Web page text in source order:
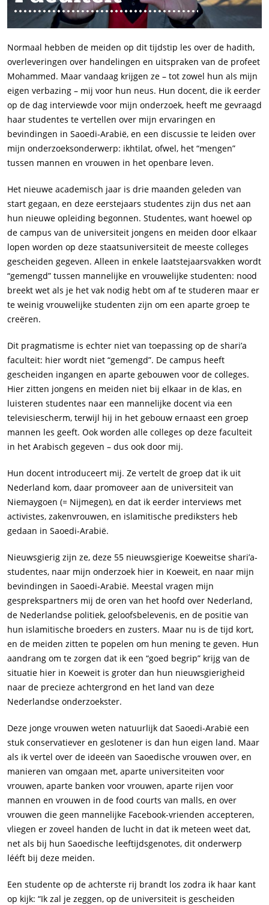
Normaal hebben de meiden op dit tijdstip les over de hadith,
overleveringen over handelingen en uitspraken van de profeet
Mohammed. Maar vandaag krijgen ze – tot zowel hun als mijn
eigen verbazing – mij voor hun neus. Hun docent, die ik eerder
op de dag interviewde voor mijn onderzoek, heeft me gevraagd
haar studentes te vertellen over mijn ervaringen en
bevindingen in Saoedi-Arabië, en een discussie te leiden over
mijn onderzoeksonderwerp: ikhtilat, ofwel, het “mengen”
tussen mannen en vrouwen in het openbare leven.
Het nieuwe academisch jaar is drie maanden geleden van
start gegaan, en deze eerstejaars studentes zijn dus net aan
hun nieuwe opleiding begonnen. Studentes, want hoewel op
de campus van de universiteit jongens en meiden door elkaar
lopen worden op deze staatsuniversiteit de meeste colleges
gescheiden gegeven. Alleen in enkele laatstejaarsvakken wordt
“gemengd” tussen mannelijke en vrouwelijke studenten: nood
breekt wet als je het vak nodig hebt om af te studeren maar er
te weinig vrouwelijke studenten zijn om een aparte groep te
creëren.
Dit pragmatisme is echter niet van toepassing op de shari’a
faculteit: hier wordt niet “gemengd”. De campus heeft
gescheiden ingangen en aparte gebouwen voor de colleges.
Hier zitten jongens en meiden niet bij elkaar in de klas, en
luisteren studentes naar een mannelijke docent via een
televisiescherm, terwijl hij in het gebouw ernaast een groep
mannen les geeft. Ook worden alle colleges op deze faculteit
in het Arabisch gegeven – dus ook door mij.
Hun docent introduceert mij. Ze vertelt de groep dat ik uit
Nederland kom, daar promoveer aan de universiteit van
Niemaygoen (= Nijmegen), en dat ik eerder interviews met
activistes, zakenvrouwen, en islamitische prediksters heb
gedaan in Saoedi-Arabië.
Nieuwsgierig zijn ze, deze 55 nieuwsgierige Koeweitse shari’a-
studentes, naar mijn onderzoek hier in Koeweit, en naar mijn
bevindingen in Saoedi-Arabië. Meestal vragen mijn
gesprekspartners mij de oren van het hoofd over Nederland,
de Nederlandse politiek, geloofsbelevenis, en de positie van
hun islamitische broeders en zusters. Maar nu is de tijd kort,
en de meiden zitten te popelen om hun mening te geven. Hun
aandrang om te zorgen dat ik een “goed begrip” krijg van de
situatie hier in Koeweit is groter dan hun nieuwsgierigheid
naar de precieze achtergrond en het land van deze
Nederlandse onderzoekster.
Deze jonge vrouwen weten natuurlijk dat Saoedi-Arabië een
stuk conservatiever en geslotener is dan hun eigen land. Maar
als ik vertel over de ideeën van Saoedische vrouwen over, en
manieren van omgaan met, aparte universiteiten voor
vrouwen, aparte banken voor vrouwen, aparte rijen voor
mannen en vrouwen in de food courts van malls, en over
vrouwen die geen mannelijke Facebook-vrienden accepteren,
vliegen er zoveel handen de lucht in dat ik meteen weet dat,
net als bij hun Saoedische leeftijdsgenotes, dit onderwerp
lééft bij deze meiden.
Een studente op de achterste rij brandt los zodra ik haar kant
op kijk: “Ik zal je zeggen, op de universiteit is gescheiden